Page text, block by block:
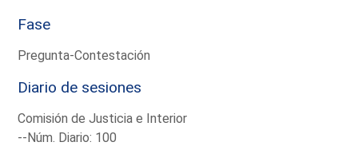
Fase
Pregunta-Contestación
Diario de sesiones
Comisión de Justicia e Interior
--Núm. Diario: 100